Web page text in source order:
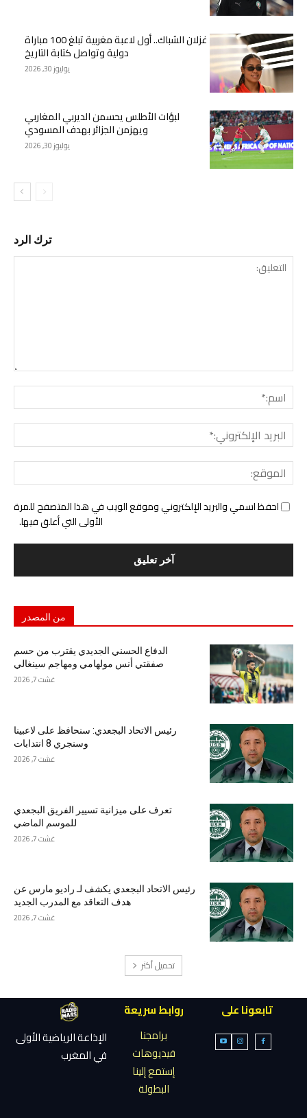
غزلان الشباك.. أول لاعبة مغربية تبلغ 100 مباراة
دولية وتواصل كتابة التاريخ
يوليوز 30, 2026
لبؤات الأطلس يحسمن الديربي المغاربي
ويهزمن الجزائر بهدف المسودي
يوليوز 30, 2026
ترك الرد
احفظ اسمي والبريد الإلكتروني وموقع الويب في هذا المتصفح للمرة
الأولى التي أعلق فيها.
من المصدر
الدفاع الحسني الجديدي يقترب من حسم
صفقتي أنس مولهامي ومهاجم سينغالي
غشت 7, 2026
رئيس الاتحاد البجعدي: سنحافظ على لاعبينا
وسنجري 8 انتدابات
غشت 7, 2026
تعرف على ميزانية تسيير الفريق البجعدي
للموسم الماضي
غشت 7, 2026
رئيس الاتحاد البجعدي يكشف لـ راديو مارس عن
هدف التعاقد مع المدرب الجديد
غشت 7, 2026
تحميل أكثر
تابعونا على
روابط سريعة
برامجنا
فيديوهات
إستمع إلينا
البطولة
الإذاعة الرياضية الأولى
في المغرب